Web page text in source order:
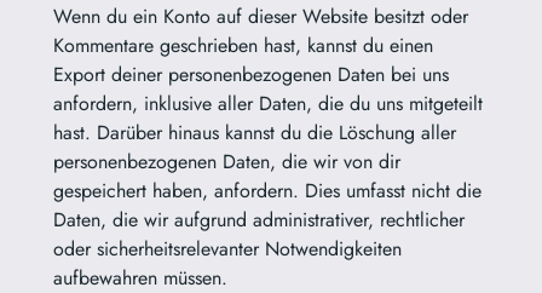
Wenn du ein Konto auf dieser Website besitzt oder
Kommentare geschrieben hast, kannst du einen
Export deiner personenbezogenen Daten bei uns
anfordern, inklusive aller Daten, die du uns mitgeteilt
hast. Darüber hinaus kannst du die Löschung aller
personenbezogenen Daten, die wir von dir
gespeichert haben, anfordern. Dies umfasst nicht die
Daten, die wir aufgrund administrativer, rechtlicher
oder sicherheitsrelevanter Notwendigkeiten
aufbewahren müssen.